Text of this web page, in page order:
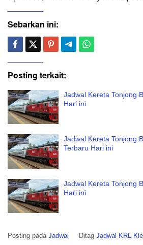
Sebarkan ini:
Posting terkait:
Jadwal Kereta Tonjong
Hari ini
Jadwal Kereta Tonjong
Terbaru Hari ini
Jadwal Kereta Tonjong
Hari ini
Posting pada Jadwal Ditag Jadwal KRL